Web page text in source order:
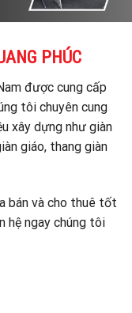
PHÚC
được cung cấp
tôi chuyên cung
xây dựng như giàn
giáo, thang giàn
bán và cho thuê tốt
hệ ngay chúng tôi